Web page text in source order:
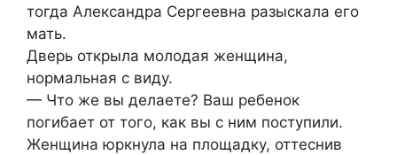
тогда Александра Сергеевна разыскала его
мать.
Дверь открыла молодая женщина,
нормальная с виду.
— Что же вы делаете? Ваш ребенок
погибает от того, как вы с ним поступили.
Женщина юркнула на площадку, оттеснив